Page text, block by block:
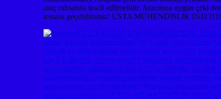
araç ruhsatına tescil edilmelidir. Aracınıza uygun
temasa geçebilirsiniz! USTA MÜHENDİSLİK